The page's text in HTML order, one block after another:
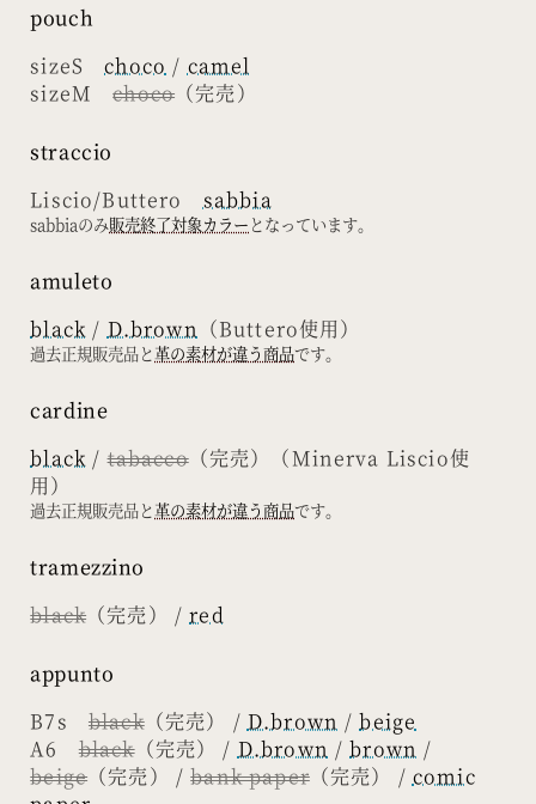
pouch
sizeSchoco / camel
sizeMchoco （完売）
straccio
Liscio/Buttero sabbia
sabbiaのみ販売終了対象カラー となっています。
amuleto
black / D.brown （Buttero使用）
過去正規販売品と革の素材が違う商品です。
cardine
black /tabacco（完売）（Minerva Liscio使
用）
過去正規販売品と革の素材が違う商品です。
tramezzino
black （完売） /red
appunto
B7s black（完売） / D.brown /beige
A6black（完売） / D.brown /brown /
beige （完売） /bank paper（完売） / comic